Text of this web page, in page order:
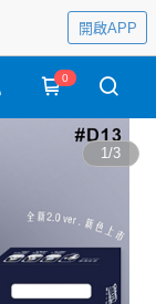
開啟APP
0
1/3